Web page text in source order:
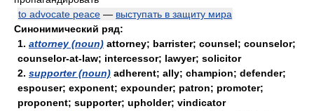
to advocate peace — выступать в защиту мира
Синонимический ряд:
1. attorney (noun) attorney; barrister; counsel; counselor;
counselor-at-law; intercessor; lawyer; solicitor
2. supporter (noun) adherent; ally; champion; defender;
espouser; exponent; expounder; patron; promoter;
proponent; supporter; upholder; vindicator